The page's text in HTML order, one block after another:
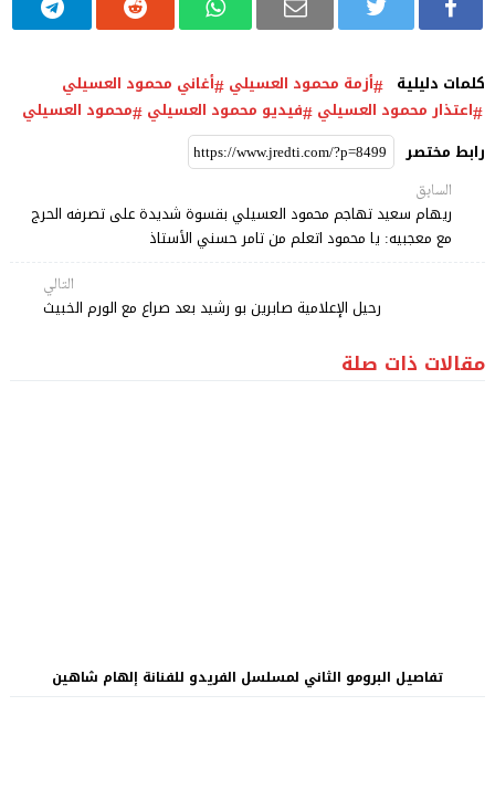
كلمات دليلية أزمة محمود العسيلي أغاني محمود العسيلي
اعتذار محمود العسيلي فيديو محمود العسيلي محمود العسيلي
رابط مختصر
السابق
ريهام سعيد تهاجم محمود العسيلي بقسوة شديدة على تصرفه الحرج
مع معجبيه: يا محمود اتعلم من تامر حسني الأستاذ
التالي
رحيل الإعلامية صابرين بو رشيد بعد صراع مع الورم الخبيث
مقالات ذات صلة
تفاصيل البرومو الثاني لمسلسل الفريدو للفنانة إلهام شاهين